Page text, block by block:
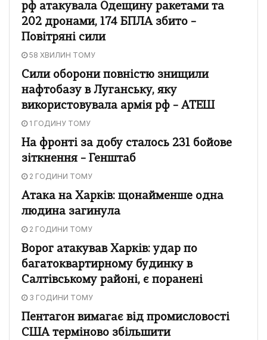
рф атакувала Одещину ракетами та
202 дронами, 174 БПЛА збито –
Повітряні сили
58 ХВИЛИН ТОМУ
Сили оборони повністю знищили
нафтобазу в Луганську, яку
використовувала армія рф – АТЕШ
1 ГОДИНУ ТОМУ
На фронті за добу сталось 231 бойове
зіткнення – Генштаб
2 ГОДИНИ ТОМУ
Атака на Харків: щонайменше одна
людина загинула
2 ГОДИНИ ТОМУ
Ворог атакував Харків: удар по
багатоквартирному будинку в
Салтівському районі, є поранені
3 ГОДИНИ ТОМУ
Пентагон вимагає від промисловості
США терміново збільшити